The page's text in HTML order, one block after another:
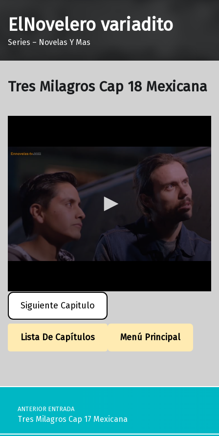
ElNovelero variadito
Series – Novelas Y Mas
Tres Milagros Cap 18 Mexicana
Siguiente Capitulo
Lista De Capítulos Menú Principal
Navegación de entradas
ANTERIOR ENTRADA
Tres Milagros Cap 17 Mexicana